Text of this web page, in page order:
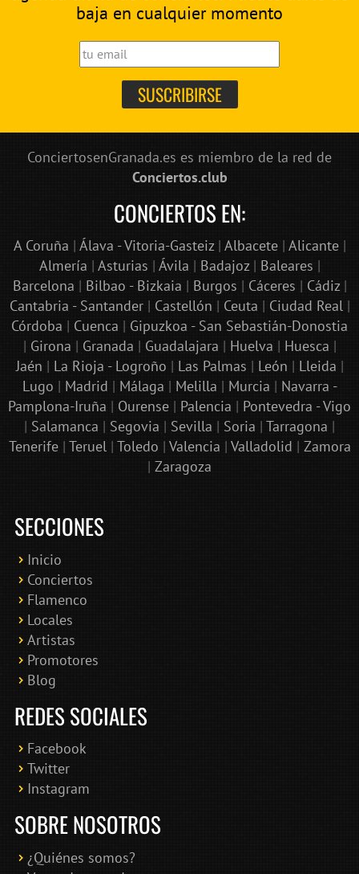
baja en cualquier momento
ConciertosenGranada.es es miembro de la red de
Conciertos.club
CONCIERTOS EN:
A Coruña | Álava - Vitoria-Gasteiz| Albacete| Alicante|
Almería | Asturias | Ávila | Badajoz| Baleares |
Barcelona | Bilbao - Bizkaia | Burgos | Cáceres | Cádiz|
Cantabria - Santander| Castellón | Ceuta | Ciudad Real|
Córdoba | Cuenca | Gipuzkoa - San Sebastián-Donostia
| Girona | Granada | Guadalajara | Huelva | Huesca |
Jaén | La Rioja - Logroño | Las Palmas | León | Lleida |
Lugo | Madrid | Málaga | Melilla | Murcia | Navarra -
Pamplona-Iruña | Ourense | Palencia | Pontevedra - Vigo
| Salamanca | Segovia | Sevilla | Soria | Tarragona |
Tenerife| Teruel| Toledo | Valencia | Valladolid | Zamora
| Zaragoza
SECCIONES
Inicio
Conciertos
Flamenco
Locales
Artistas
Promotores
Blog
REDES SOCIALES
Facebook
Twitter
Instagram
SOBRE NOSOTROS
¿Quiénes somos?